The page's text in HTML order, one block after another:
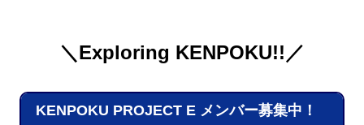
＼Exploring KENPOKU!!／
KENPOKU PROJECT E メンバー募集中！